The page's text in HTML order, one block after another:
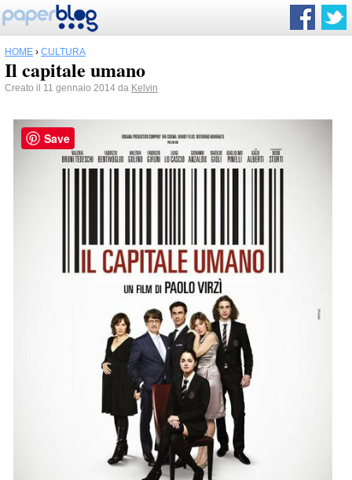
HOME › CULTURA
Il capitale umano
Creato il 11 gennaio 2014 da Kelvin
Save